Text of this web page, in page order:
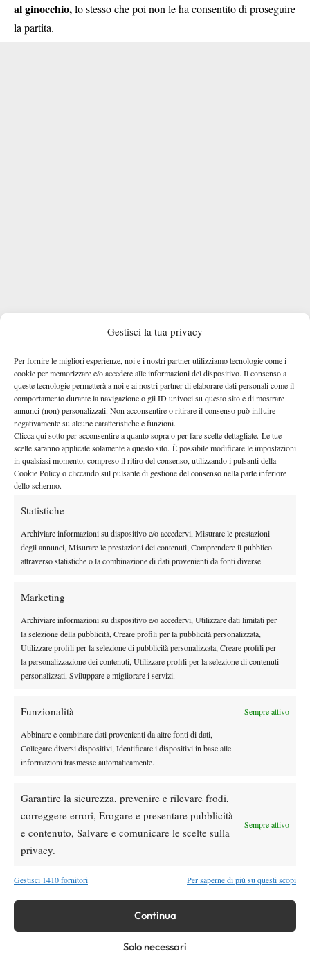
Gestisci la tua privacy
Per fornire le migliori esperienze, noi e i nostri partner utilizziamo tecnologie come i
cookie per memorizzare e/o accedere alle informazioni del dispositivo. Il consenso a
queste tecnologie permetterà a noi e ai nostri partner di elaborare dati personali come il
comportamento durante la navigazione o gli ID univoci su questo sito e di mostrare
annunci (non) personalizzati. Non acconsentire o ritirare il consenso può influire
negativamente su alcune caratteristiche e funzioni.
Clicca qui sotto per acconsentire a quanto sopra o per fare scelte dettagliate. Le tue
scelte saranno applicate solamente a questo sito. È possibile modificare le impostazioni
in qualsiasi momento, compreso il ritiro del consenso, utilizzando i pulsanti della
Cookie Policy o cliccando sul pulsante di gestione del consenso nella parte inferiore
dello schermo.
Statistiche
Archiviare informazioni su dispositivo e/o accedervi, Misurare le prestazioni
degli annunci, Misurare le prestazioni dei contenuti, Comprendere il pubblico
attraverso statistiche o la combinazione di dati provenienti da fonti diverse.
Marketing
Archiviare informazioni su dispositivo e/o accedervi, Utilizzare dati limitati per
la selezione della pubblicità, Creare profili per la pubblicità personalizzata,
Utilizzare profili per la selezione di pubblicità personalizzata, Creare profili per
la personalizzazione dei contenuti, Utilizzare profili per la selezione di contenuti
personalizzati, Sviluppare e migliorare i servizi.
Funzionalità Sempre attivo
Abbinare e combinare dati provenienti da altre fonti di dati,
Collegare diversi dispositivi, Identificare i dispositivi in base alle
informazioni trasmesse automaticamente.
Garantire la sicurezza, prevenire e rilevare frodi,
correggere errori, Erogare e presentare pubblicità
e contenuto, Salvare e comunicare le scelte sulla
privacy.
Sempre attivo
Gestisci 1410 fornitori Per saperne di più su questi scopi
Continua
Solo necessari
al ginocchio,lo stesso che poi non le ha consentito di proseguire
la partita.
Ritiro Pliskova: cosa succede con le scommesse
La sfida tra Pliskova e Muchova è regolarmente iniziata, perciò è
probabile che i siti di scommesse rimborsino gli esiti (Pliskova
perdente, Muchova vincente). Le quote che invece saranno
rimborsate interessano il set betting e quelle sull’under/over
games a meno che l’esito non risulti già certificabile. Il consiglio,
comunque, è di controllare il regolamento del sito di betting sul
Atp News
Masters 1000 Montreal 2026: programma,
orario e ordine di gioco venerdì 7 agosto.
Arnaldi apre sul Centrale
Masters 1000 Montreal 2026: Darderi
Atp News
out per Shang contro Darderi
News Wta
SOCIAL